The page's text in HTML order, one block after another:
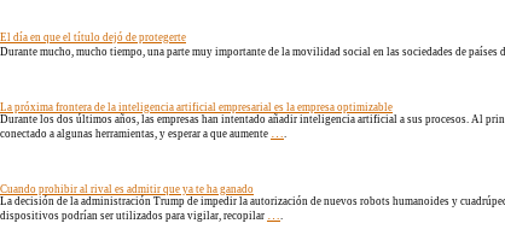
El día en que el título dejó de protegerte
Durante mucho, mucho tiempo, una parte muy importante de la movilidad social en las sociedades de
La próxima frontera de la inteligencia artificial empresarial es la empresa optimizable
Durante los dos últimos años, las empresas han intentado añadir inteligencia artificial a sus procesos. Al
conectado a algunas herramientas, y esperar a que aumente
.
Cuando prohibir al rival es admitir que ya te ha ganado
La decisión de la administración Trump de impedir la autorización de nuevos robots humanoides y
dispositivos podrían ser utilizados para vigilar, recopilar
.